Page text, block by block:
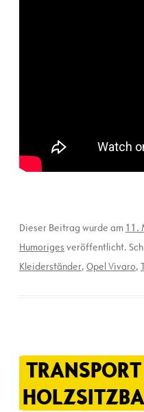
Dieser Beitrag wurde am 11.
Humoriges veröffentlicht.
Kleiderständer, Opel Vivaro,